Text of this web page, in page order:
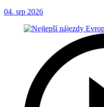
04. srp 2026